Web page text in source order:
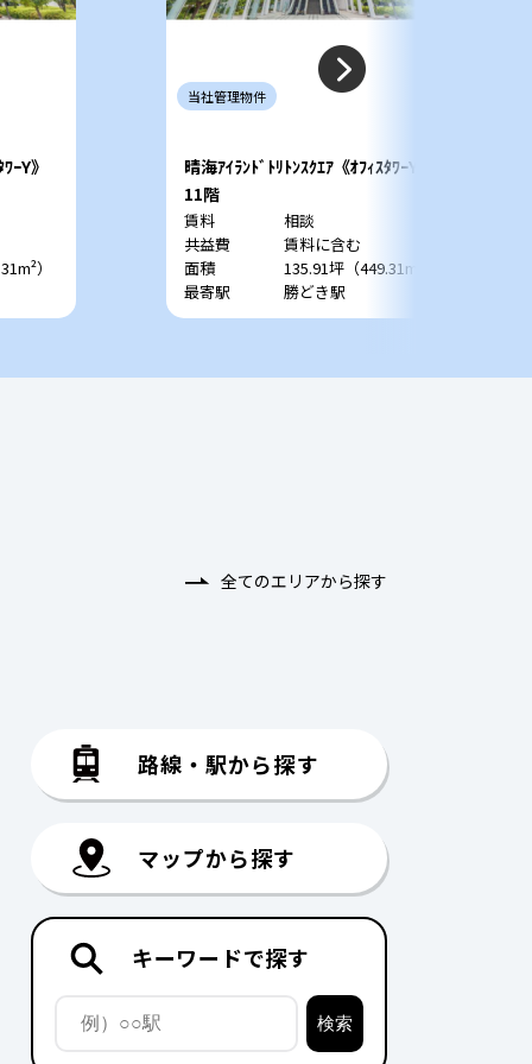
ｰY》
）
当社管理物件
晴海ｱｲﾗﾝﾄﾞﾄﾘﾄﾝｽｸｴｱ《ｵﾌｨｽﾀﾜｰY》
11階
賃料
相談
共益費
賃料に含む
面積
135.91坪（449.31m²）
最寄駅
勝どき駅
全てのエリアから探す
路線・駅から探す
マップから探す
キーワードで探す